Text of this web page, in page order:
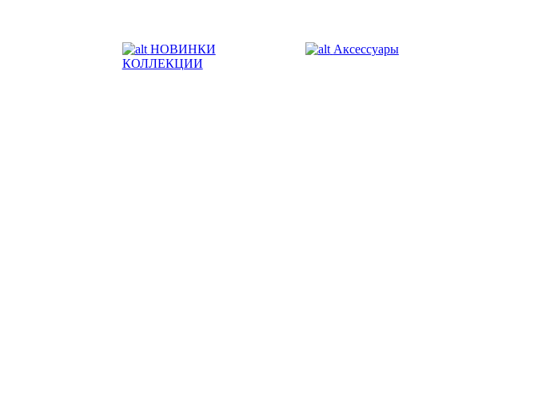
НОВИНКИ
КОЛЛЕКЦИИ
Аксессуары